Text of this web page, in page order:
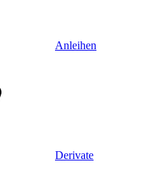
Anleihen
Derivate